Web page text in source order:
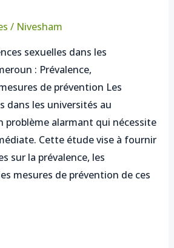
/ Nivesham
sexuelles dans les
: Prévalence,
de prévention Les
dans les universités au
problème alarmant qui nécessite
Cette étude vise à fournir
sur la prévalence, les
mesures de prévention de ces